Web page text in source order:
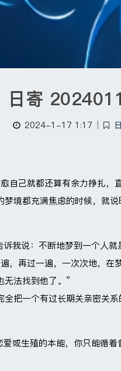
日寄
2024-1-17 1:17
自己就都还算有余力挣扎，
境都充满焦虑的时候，就
我说：不断地梦到一个人
，再过一遍，一次次地，在
无法找到他了。”
把一个有过长期关亲密关
或生殖的本能，你只能循